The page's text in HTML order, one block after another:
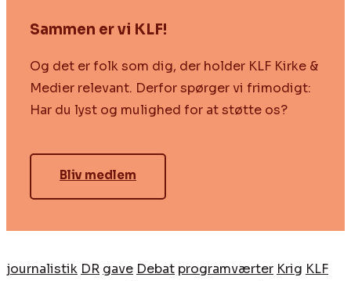
Sammen er vi KLF!
Og det er folk som dig, der holder KLF Kirke &
Medier relevant. Derfor spørger vi frimodigt:
Har du lyst og mulighed for at støtte os?
Bliv medlem
journalistik DR gave Debat programværter Krig KLF